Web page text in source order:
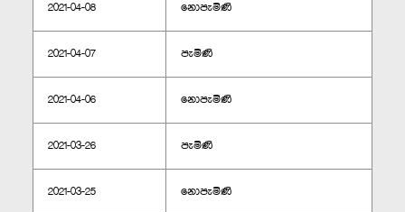
2021-04-08 නොපැමිණි
2021-04-07 පැමිණි
2021-04-06 නොපැමිණි
2021-03-26 පැමිණි
2021-03-25 නොපැමිණි